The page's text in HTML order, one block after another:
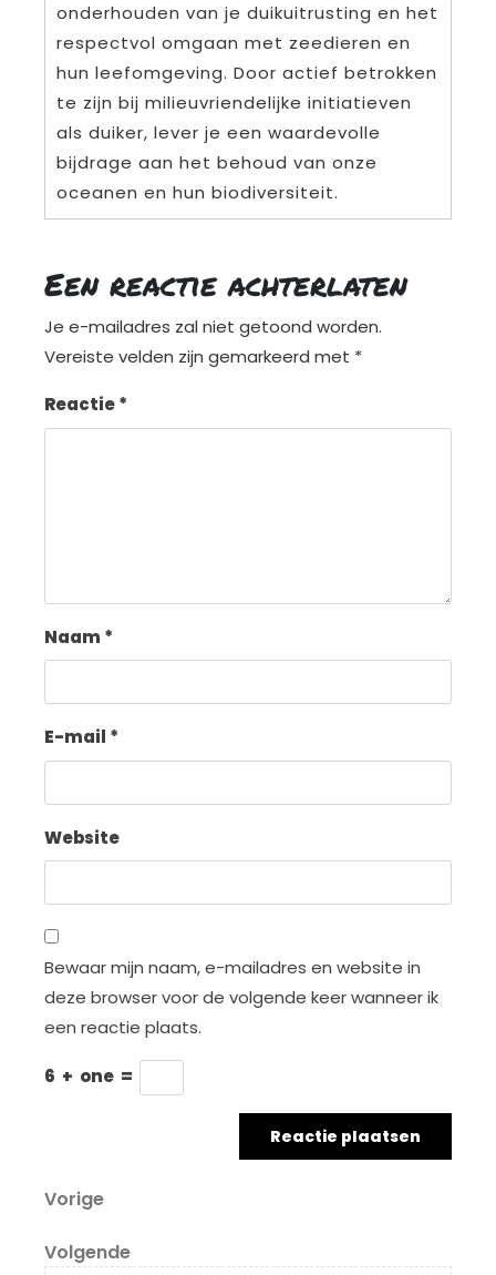
onderhouden van je duikuitrusting en het
respectvol omgaan met zeedieren en
hun leefomgeving. Door actief betrokken
te zijn bij milieuvriendelijke initiatieven
als duiker, lever je een waardevolle
bijdrage aan het behoud van onze
oceanen en hun biodiversiteit.
Een reactie achterlaten
Je e-mailadres zal niet getoond worden.
Vereiste velden zijn gemarkeerd met *
Reactie*
Naam *
E-mail *
Website
Bewaar mijn naam, e-mailadres en website in
deze browser voor de volgende keer wanneer ik
een reactie plaats.
6 + one =
Berichtnavigatie
Vorig
Vorige
Volgend
Volgende